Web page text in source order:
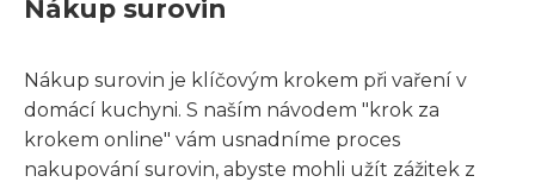
Nákup surovin
Nákup surovin je klíčovým krokem při vaření v
domácí kuchyni. S naším návodem "krok za
krokem online" vám usnadníme proces
nakupování surovin, abyste mohli užít zážitek z